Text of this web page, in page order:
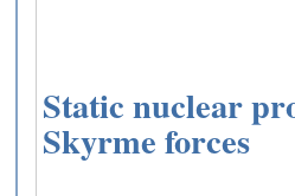
Static nuclear
Skyrme forces